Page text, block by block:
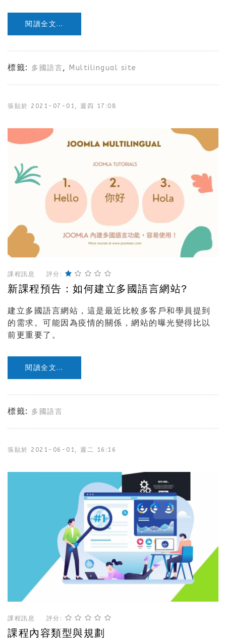
張貼於 2021-07-01, 週四 17:08
閱讀全文...
標籤: 多國語言, Multilingual site
課程訊息
張貼於 2021-06-01, 週二 16:16
評分:
新課程預告：如何建立多國語言網站?
建立多國語言網站，這是最近比較多客戶和學員提到
的需求。可能因為疫情的關係，網站的曝光變得比以
前更重要了。
閱讀全文...
標籤: 多國語言
課程訊息 評分:
課程內容類型與規劃